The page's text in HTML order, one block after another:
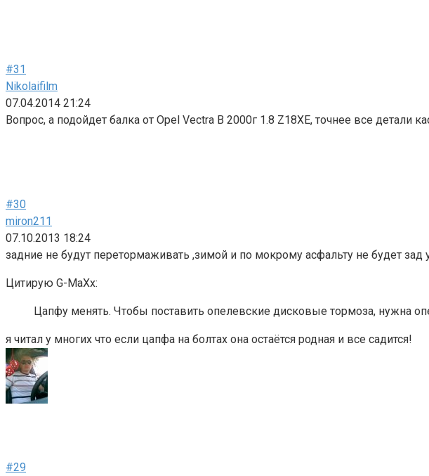
#31
Nikolaifilm
07.04.2014 21:24
Вопрос, а подойдет балка от Opel Vectra B 2000г 1.8 Z18XE, точнее все
#30
miron211
07.10.2013 18:24
задние не будут перетормаживать ,зимой и по мокрому асфальту не будет
Цитирую G-MaXx:
Цапфу менять. Чтобы поставить опелевские дисковые тормоза, нужна
я читал у многих что если цапфа на болтах она остаётся родная и все садится!
#29